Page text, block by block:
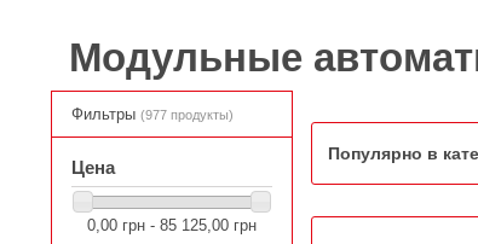
Модульные
Популярно в
Фильтры(977 продукты)
Цена
0,00 грн - 85 125,00 грн